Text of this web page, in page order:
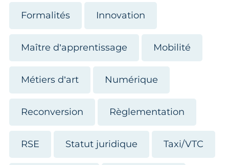
Formalités Innovation
Maître d’apprentissage Mobilité
Métiers d’art Numérique
Reconversion Règlementation
RSE Statut juridique Taxi/VTC